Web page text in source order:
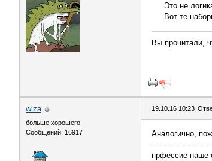
Это не
Вот те
Вы прочитали,
wiza
больше хорошего
Сообщений: 16917
19.10.16 10:23
Аналогично,
прфессие наше